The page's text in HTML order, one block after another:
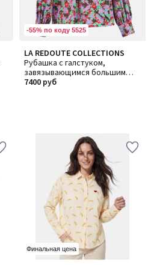
-55% по коду 5525
LA REDOUTE COLLECTIONS
Рубашка с галстуком,
завязывающимся большим
бантом, длинными рукавами с
7400 руб
Финальная цена